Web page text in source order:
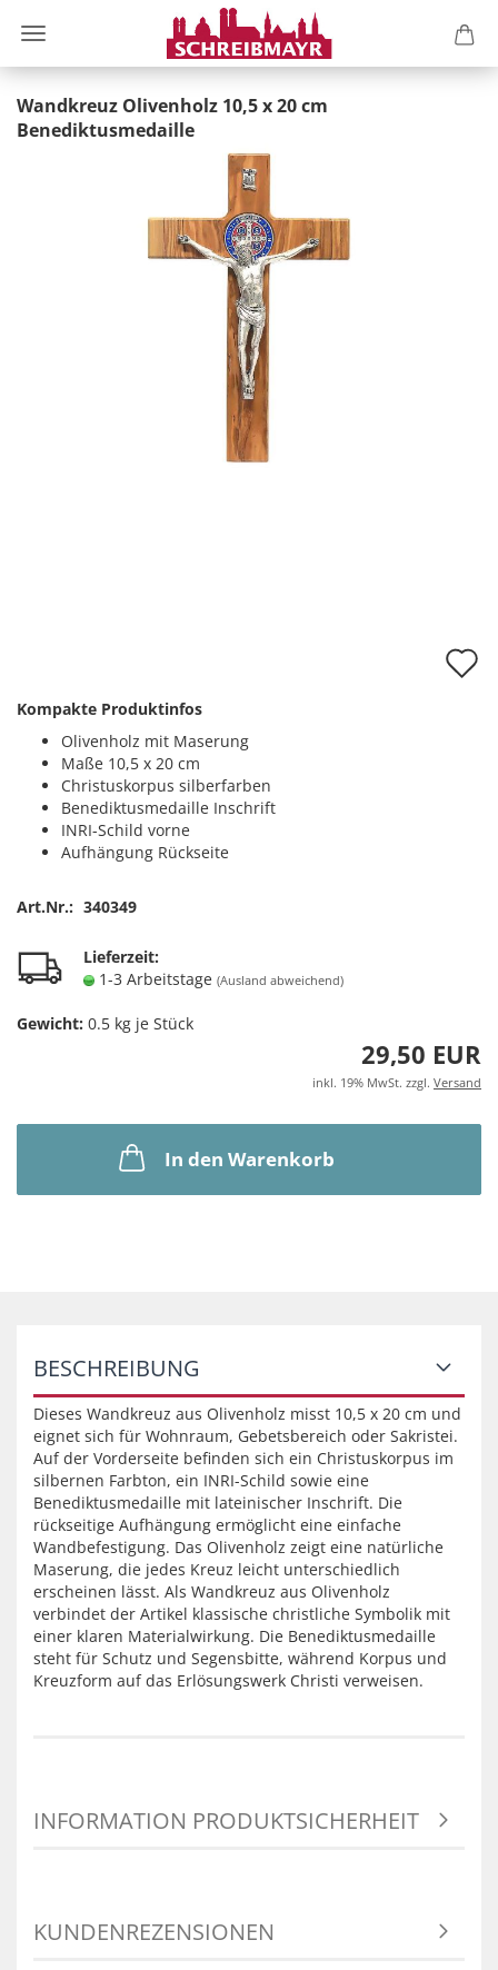
Wandkreuz Olivenholz 10,5 x 20 cm
Benediktusmedaille
Kompakte Produktinfos
Olivenholz mit Maserung
Maße 10,5 x 20 cm
Christuskorpus silberfarben
Benediktusmedaille Inschrift
INRI-Schild vorne
Aufhängung Rückseite
Art.Nr.: 340349
Lieferzeit:
1-3 Arbeitstage (Ausland abweichend)
Gewicht: 0.5 kg je Stück
29,50 EUR
inkl. 19% MwSt. zzgl. Versand
In den Warenkorb
BESCHREIBUNG
Dieses Wandkreuz aus Olivenholz misst 10,5 x 20 cm und
eignet sich für Wohnraum, Gebetsbereich oder Sakristei.
Auf der Vorderseite befinden sich ein Christuskorpus im
silbernen Farbton, ein INRI-Schild sowie eine
Benediktusmedaille mit lateinischer Inschrift. Die
rückseitige Aufhängung ermöglicht eine einfache
Wandbefestigung. Das Olivenholz zeigt eine natürliche
Maserung, die jedes Kreuz leicht unterschiedlich
erscheinen lässt. Als Wandkreuz aus Olivenholz
verbindet der Artikel klassische christliche Symbolik mit
einer klaren Materialwirkung. Die Benediktusmedaille
steht für Schutz und Segensbitte, während Korpus und
Kreuzform auf das Erlösungswerk Christi verweisen.
INFORMATION PRODUKTSICHERHEIT
KUNDENREZENSIONEN